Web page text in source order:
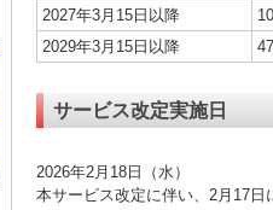
2027年3月15日以降
2029年3月15日以降
サービス改定実施日
2026年2月18日（水）
本サービス改定に伴い、2月17日